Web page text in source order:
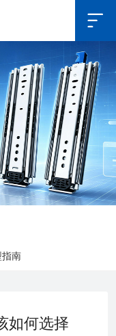

指南
如何选择